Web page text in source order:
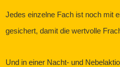
Jedes einzelne Fach ist noch mit
gesichert, damit die wertvolle
Und in einer Nacht- und